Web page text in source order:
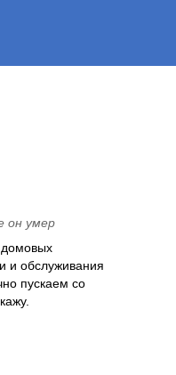
он умер
домовых
и обслуживания
пускаем со